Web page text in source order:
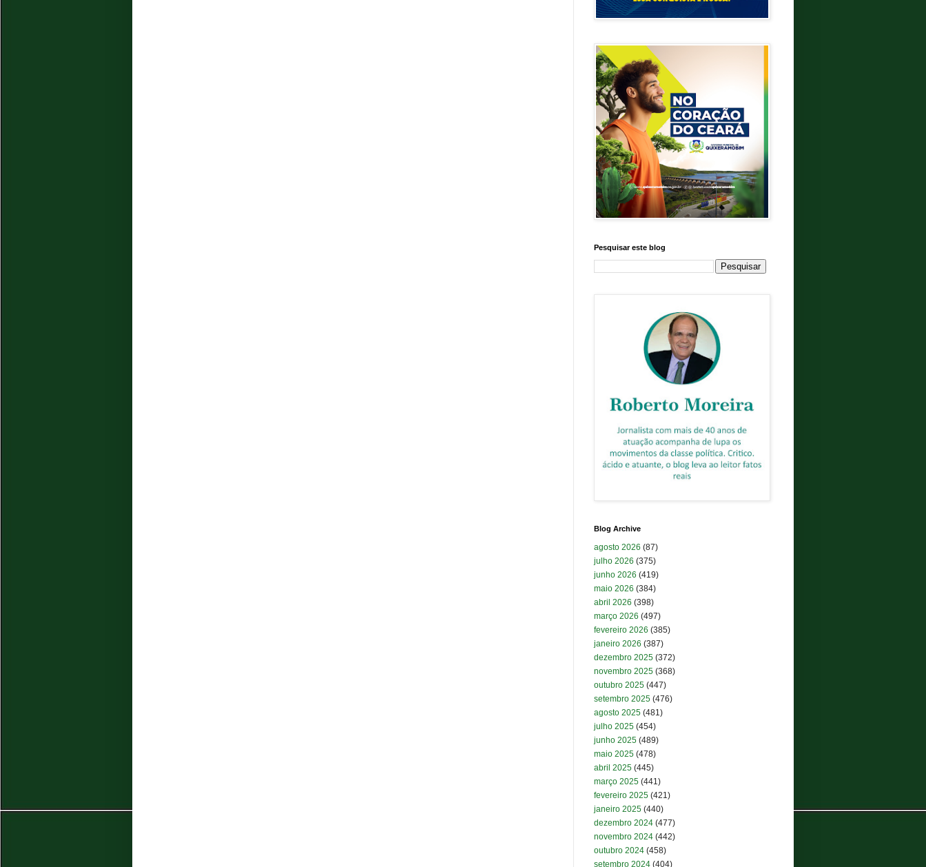
Pesquisar este blog
Blog Archive
agosto 2026 (87)
julho 2026 (375)
junho 2026 (419)
maio 2026 (384)
abril 2026 (398)
março 2026 (497)
fevereiro 2026 (385)
janeiro 2026 (387)
dezembro 2025 (372)
novembro 2025 (368)
outubro 2025 (447)
setembro 2025 (476)
agosto 2025 (481)
julho 2025 (454)
junho 2025 (489)
maio 2025 (478)
abril 2025 (445)
março 2025 (441)
fevereiro 2025 (421)
janeiro 2025 (440)
dezembro 2024 (477)
novembro 2024 (442)
outubro 2024 (458)
setembro 2024 (404)